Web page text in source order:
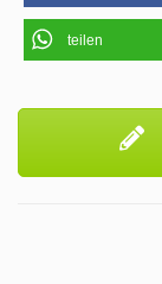
teilen